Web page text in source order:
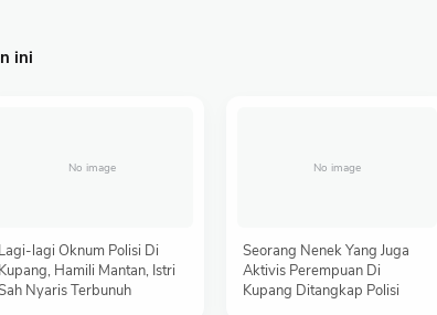
ini
Lagi-lagi Oknum Polisi Di
Kupang, Hamili Mantan, Istri
Nyaris Terbunuh
Seorang Nenek Yang Juga
Aktivis Perempuan Di
Kupang Ditangkap Polisi